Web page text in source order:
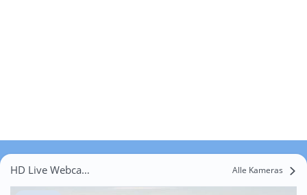
HD Live Webcams Krettenbach Alle Kameras